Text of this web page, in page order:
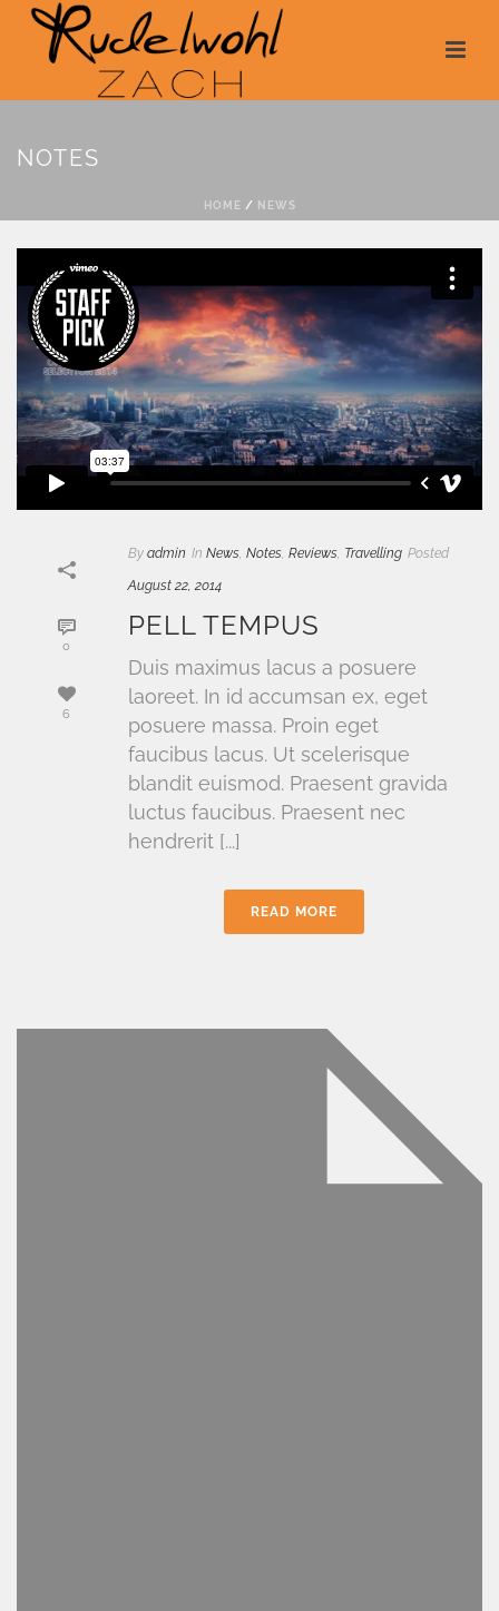
NOTES
HOME / NEWS
0
6
By admin In News, Notes, Reviews, Travelling Posted
August 22, 2014
PELL TEMPUS
Duis maximus lacus a posuere
laoreet. In id accumsan ex, eget
posuere massa. Proin eget
faucibus lacus. Ut scelerisque
blandit euismod. Praesent gravida
luctus faucibus. Praesent nec
hendrerit [...]
READ MORE